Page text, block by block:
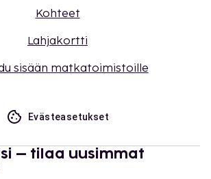
Kohteet
Lahjakortti
sisään matkatoimistoille
Evästeasetukset
– tilaa uusimmat